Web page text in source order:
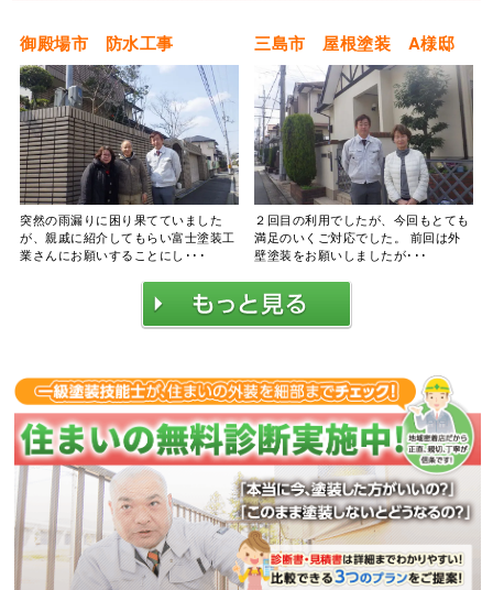
御殿場市 防水工事
突然の雨漏りに困り果てていました
が、親戚に紹介してもらい富士塗装工
業さんにお願いすることにし･･･
三島市 屋根塗装 A様邸
２回目の利用でしたが、今回もとても
満足のいくご対応でした。 前回は外
壁塗装をお願いしましたが･･･